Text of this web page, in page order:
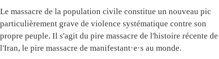
Le massacre de la population civile constitue un nouveau pic
particulièrement grave de violence systématique contre son
propre peuple. Il s'agit du pire massacre de l'histoire récente de
l'Iran, le pire massacre de manifestant·e·s au monde.